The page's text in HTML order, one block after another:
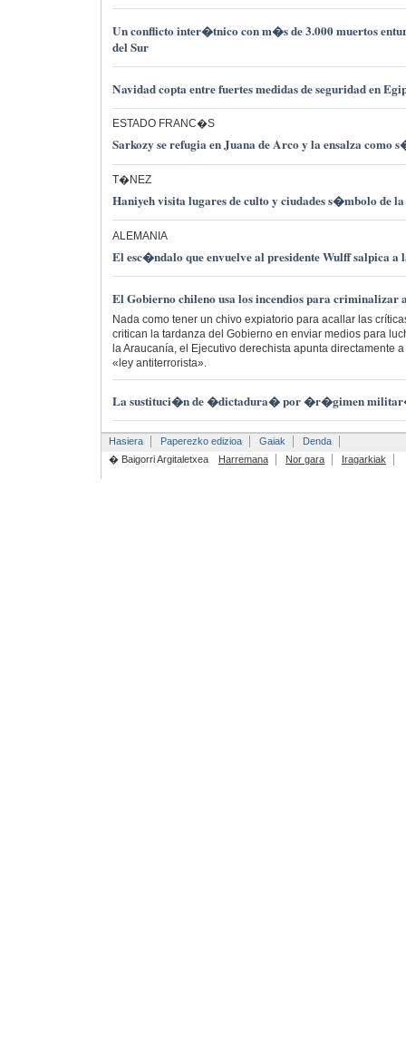
Un conflicto inter�tnico con m�s de 3.000 muertos
del Sur
Navidad copta entre fuertes medidas de seguridad en
ESTADO FRANC�S
Sarkozy se refugia en Juana de Arco y la ensalza como
T�NEZ
Haniyeh visita lugares de culto y ciudades s�mbolo de
ALEMANIA
El esc�ndalo que envuelve al presidente Wulff salpica
El Gobierno chileno usa los incendios para criminalizar
Nada como tener un chivo expiatorio para acallar las
critican la tardanza del Gobierno en enviar medios para
la Araucanía, el Ejecutivo derechista apunta directamente
«ley antiterrorista».
La sustituci�n de �dictadura� por �r�gimen
Hasiera Paperezko edizioa Gaiak
Denda
� Baigorri Argitaletxea
Harremana Nor gara Iragarkiak